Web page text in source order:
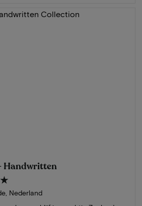
Handwritten
Nederland